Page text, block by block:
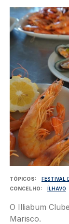
Imagem
TÓPICOS FESTIVAL
CONCELHO
ÍLHAVO
O Illiabum
Marisco.